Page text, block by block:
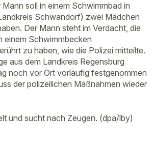
soll in einem Schwimmbad in
Schwandorf) zwei Mädchen
Der Mann steht im Verdacht, die
einem Schwimmbecken
zu haben, wie die Polizei mitteilte.
aus dem Landkreis Regensburg
noch vor Ort vorläufig festgenommen
der polizeilichen Maßnahmen wieder
und sucht nach Zeugen. (dpa/lby)